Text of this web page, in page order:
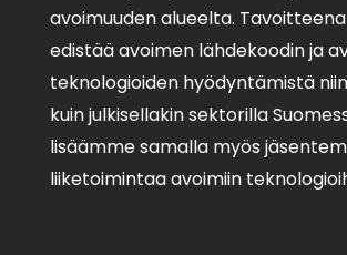
avoimuuden alueelta.
edistää avoimen lähdekoodin ja
teknologioiden hyödyntämistä
kuin julkisellakin sektorilla
lisäämme samalla myös
liiketoimintaa avoimiin